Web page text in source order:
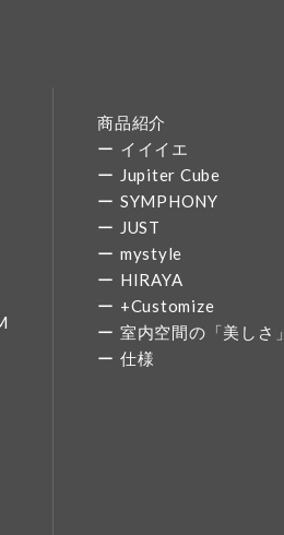
商品紹介
イイイエ
Jupiter Cube
SYMPHONY
JUST
mystyle
HIRAYA
+Customize
室内空間の「美しさ」
仕様